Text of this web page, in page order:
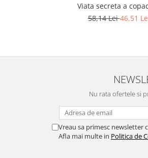
Viata secreta a
58,14 Lei46,51
Nu rata ofertele si
Vreau sa primesc newsletter
Afla mai multe in Politica de